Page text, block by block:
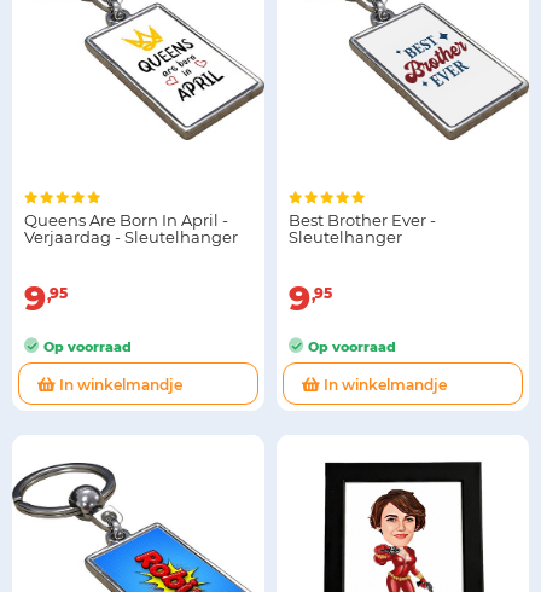
Queens Are Born In April -
Verjaardag - Sleutelhanger
9 95
Op voorraad
In winkelmandje
Best Brother Ever -
Sleutelhanger
9 95
Op voorraad
In winkelmandje